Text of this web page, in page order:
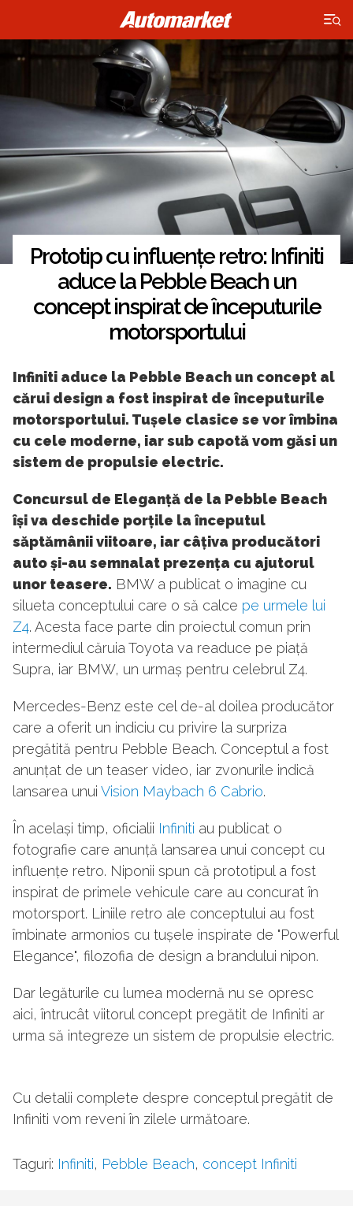
×
Prototip cu influențe retro: Infiniti
aduce la Pebble Beach un
concept inspirat de începuturile
motorsportului
Infiniti aduce la Pebble Beach un concept al
cărui design a fost inspirat de începuturile
motorsportului. Tușele clasice se vor îmbina
cu cele moderne, iar sub capotă vom găsi un
sistem de propulsie electric.
Concursul de Eleganță de la Pebble Beach
își va deschide porțile la începutul
săptămânii viitoare, iar câțiva producători
auto și-au semnalat prezența cu ajutorul
unor teasere. BMW a publicat o imagine cu
silueta conceptului care o să calce pe urmele lui
Z4. Acesta face parte din proiectul comun prin
intermediul căruia Toyota va readuce pe piață
Supra, iar BMW, un urmaș pentru celebrul Z4.
Mercedes-Benz este cel de-al doilea producător
care a oferit un indiciu cu privire la surpriza
pregătită pentru Pebble Beach. Conceptul a fost
anunțat de un teaser video, iar zvonurile indică
lansarea unui Vision Maybach 6 Cabrio.
În același timp, oficialii Infiniti au publicat o
fotografie care anunță lansarea unui concept cu
influențe retro. Niponii spun că prototipul a fost
inspirat de primele vehicule care au concurat în
motorsport. Liniile retro ale conceptului au fost
îmbinate armonios cu tușele inspirate de "Powerful
Elegance", filozofia de design a brandului nipon.
Dar legăturile cu lumea modernă nu se opresc
aici, întrucât viitorul concept pregătit de Infiniti ar
urma să integreze un sistem de propulsie electric.
Cu detalii complete despre conceptul pregătit de
Infiniti vom reveni în zilele următoare.
Taguri: Infiniti, Pebble Beach, concept Infiniti